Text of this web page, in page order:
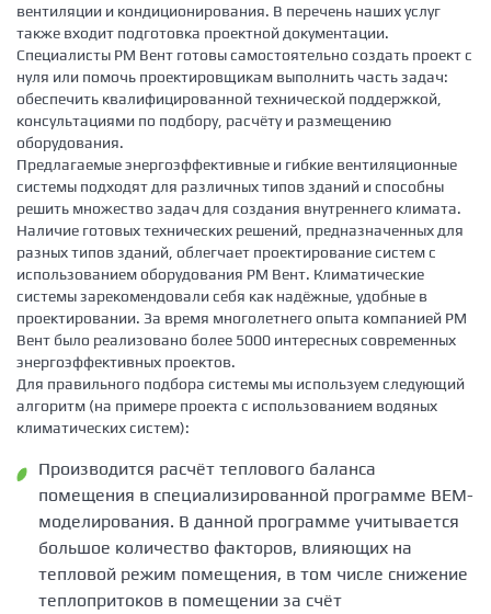
вентиляции и кондиционирования. В перечень наших услуг
также входит подготовка проектной документации.
Специалисты РМ Вент готовы самостоятельно создать проект с
нуля или помочь проектировщикам выполнить часть задач:
обеспечить квалифицированной технической поддержкой,
консультациями по подбору, расчёту и размещению
оборудования.
Предлагаемые энергоэффективные и гибкие вентиляционные
системы подходят для различных типов зданий и способны
решить множество задач для создания внутреннего климата.
Наличие готовых технических решений, предназначенных для
разных типов зданий, облегчает проектирование систем с
использованием оборудования РМ Вент. Климатические
системы зарекомендовали себя как надёжные, удобные в
проектировании. За время многолетнего опыта компанией РМ
Вент было реализовано более 5000 интересных современных
энергоэффективных проектов.
Для правильного подбора системы мы используем следующий
алгоритм (на примере проекта с использованием водяных
климатических систем):
Производится расчёт теплового баланса
помещения в специализированной программе BEM-
моделирования. В данной программе учитывается
большое количество факторов, влияющих на
тепловой режим помещения, в том числе снижение
теплопритоков в помещении за счёт